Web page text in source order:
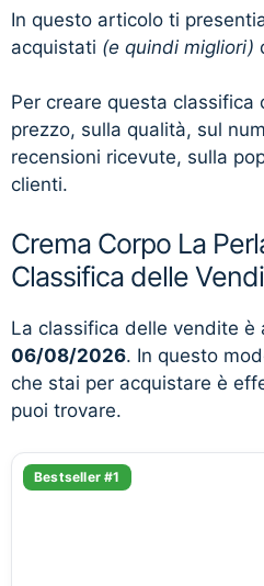
In questo articolo ti
acquistati (e quindi migliori)
Per creare questa classifica
prezzo, sulla qualità, sul
recensioni ricevute, sulla
clienti.
Crema Corpo La
Classifica delle
La classifica delle vendite è
06/08/2026. In questo
che stai per acquistare è
puoi trovare.
Bestseller #1